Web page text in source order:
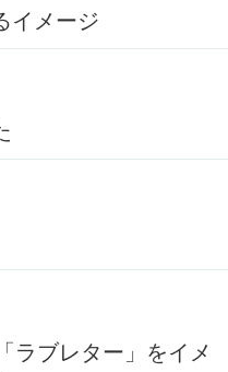
イメージ
ラブレター」をイメ